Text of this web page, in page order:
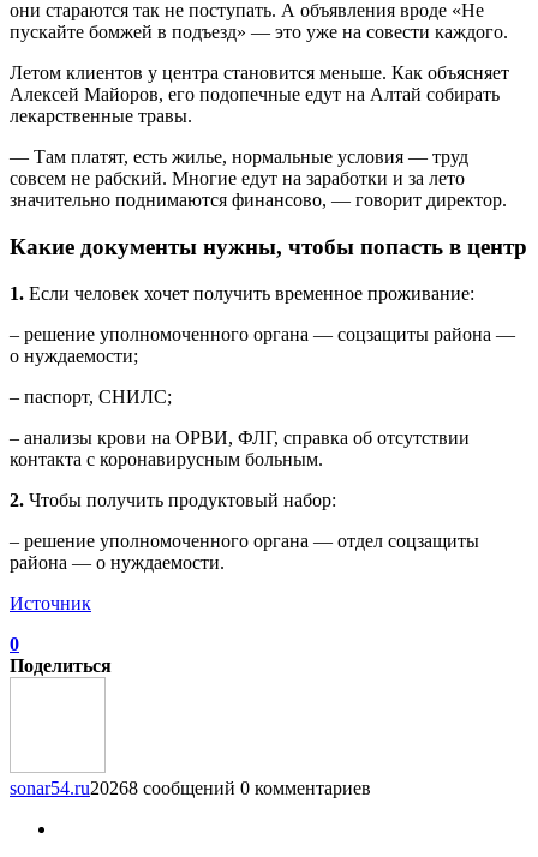
они стараются так не поступать. А объявления вроде «Не
пускайте бомжей в подъезд» — это уже на совести каждого.
Летом клиентов у центра становится меньше. Как объясняет
Алексей Майоров, его подопечные едут на Алтай собирать
лекарственные травы.
— Там платят, есть жилье, нормальные условия — труд
совсем не рабский. Многие едут на заработки и за лето
значительно поднимаются финансово, — говорит директор.
Какие документы нужны, чтобы попасть в центр
1. Если человек хочет получить временное проживание:
– решение уполномоченного органа — соцзащиты района —
о нуждаемости;
– паспорт, СНИЛС;
– анализы крови на ОРВИ, ФЛГ, справка об отсутствии
контакта с коронавирусным больным.
2. Чтобы получить продуктовый набор:
– решение уполномоченного органа — отдел соцзащиты
района — о нуждаемости.
Источник
0
Поделиться
sonar54.ru20268 сообщений 0 комментариев